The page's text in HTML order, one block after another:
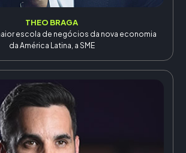
THEO BRAGA
escola de negócios da nova economia
da América Latina, a SME